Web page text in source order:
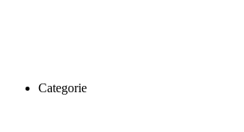
Categorie